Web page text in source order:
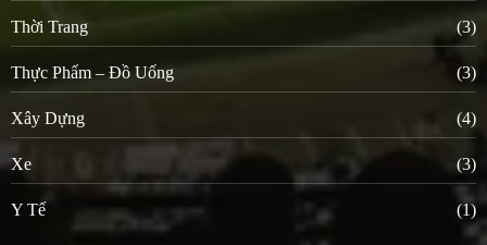
Thời Trang (3)
Thực Phẩm – Đồ Uống (3)
Xây Dựng (4)
Xe (3)
Y Tế (1)